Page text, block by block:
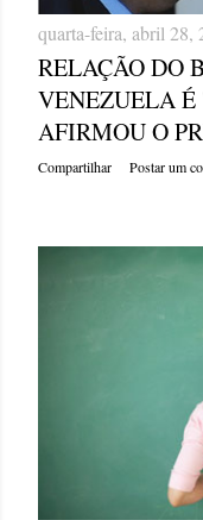
quarta-feira, abril 28,
RELAÇÃO DO
VENEZUELA
AFIRMOU O
Compartilhar Postar um